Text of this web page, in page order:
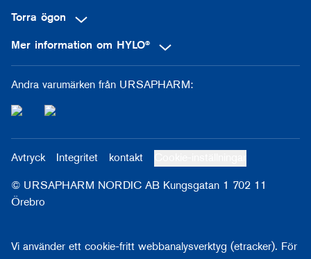
Torra ögon
Mer information om HYLO®
Andra varumärken från URSAPHARM:
Avtryck Integritet kontakt
© URSAPHARM NORDIC AB Kungsgatan 1 702 11
Örebro
Vi använder ett cookie-fritt webbanalysverktyg (etracker). För